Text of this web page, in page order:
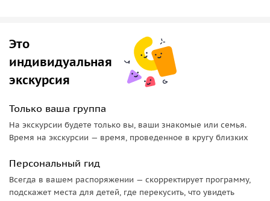
Это
индивидуальная
экскурсия
Только ваша группа
На экскурсии будете только вы, ваши знакомые или семья.
Время на экскурсии — время, проведенное в кругу близких
Персональный гид
Всегда в вашем распоряжении — скорректирует программу,
подскажет места для детей, где перекусить, что увидеть